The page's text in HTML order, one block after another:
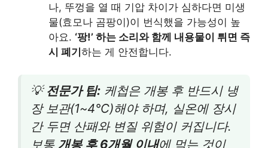
나, 뚜껑을 열 때 기압 차이가 심하다면 미생
물(효모나 곰팡이)이 번식했을 가능성이 높
아요. ‘팡!’ 하는 소리와 함께 내용물이 튀면 즉
시 폐기하는 게 안전합니다.
💡 전문가 팁: 케첩은 개봉 후 반드시 냉
장 보관(1~4℃)해야 하며, 실온에 장시
간 두면 산패와 변질 위험이 커집니다.
보통 개봉 후 6개월 이내에 먹는 것이